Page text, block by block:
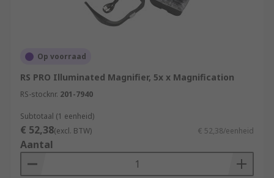
Op voorraad
RS PRO Illuminated Magnifier, 5x x Magnification
RS-stocknr. 201-7940
Subtotaal (1 eenheid)
€ 52,38(excl. BTW) € 52,38/eenheid
Aantal